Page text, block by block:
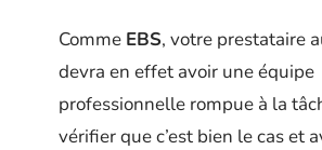
Comme EBS, votre prestataire
devra en effet avoir une équipe
professionnelle rompue à la
vérifier que c’est bien le cas et